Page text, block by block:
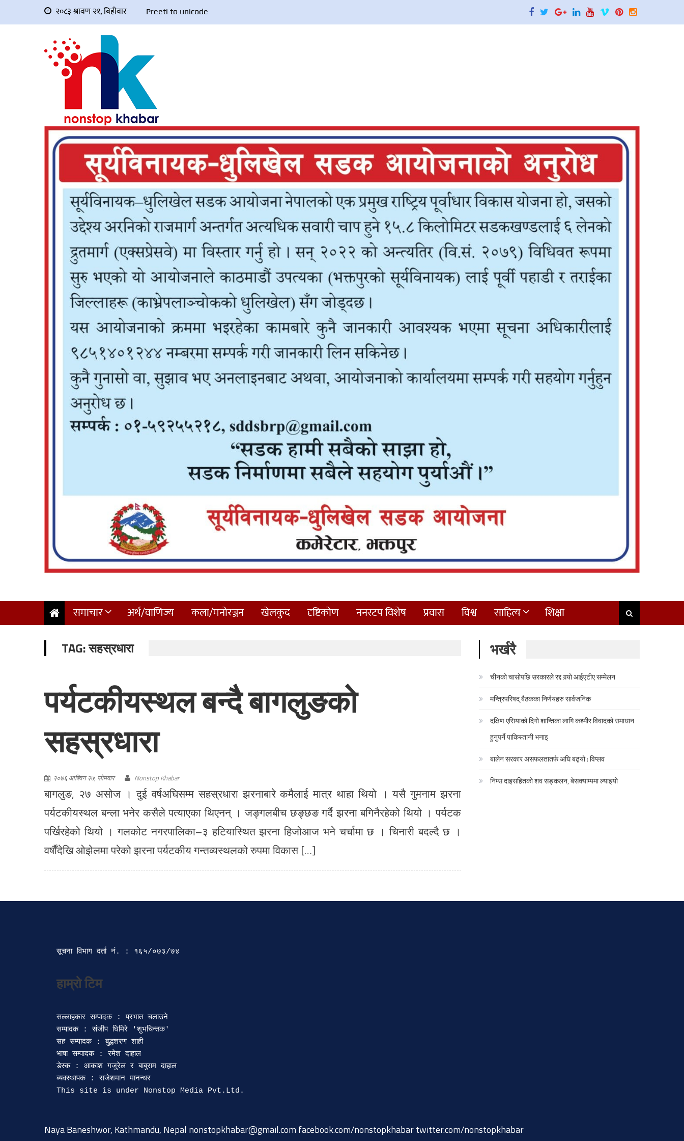
२०८३ श्रावण २१, बिहीवार Preeti to unicode
समाचार अर्थ/वाणिज्य कला/मनोरञ्जन खेलकुद दृष्टिकोण ननस्टप विशेष प्रवास विश्व साहित्य शिक्षा
TAG:सहस्रधारा
पर्यटकीयस्थल बन्दै बागलुङको
सहस्रधारा
२०७६ आश्विन २७, सोमवार Nonstop Khabar
बागलुङ, २७ असोज । दुई वर्षअघिसम्म सहस्रधारा झरनाबारे कमैलाई मात्र थाहा थियो । यसै गुमनाम झरना
पर्यटकीयस्थल बन्ला भनेर कसैले पत्याएका थिएनन् । जङ्गलबीच छङ्छङ गर्दै झरना बगिनैरहेको थियो । पर्यटक
पर्खिरहेको थियो । गलकोट नगरपालिका–३ हटियास्थित झरना हिजोआज भने चर्चामा छ । चिनारी बदल्दै छ ।
वर्षौंदेखि ओझेलमा परेको झरना पर्यटकीय गन्तव्यस्थलको रुपमा विकास […]
भर्खरै
चीनको चासोपछि सरकारले रद्द गर्‍यो आईएटीए सम्मेलन
मन्त्रिपरिषद् बैठकका निर्णयहरु सार्वजनिक
दक्षिण एसियाको दिगो शान्तिका लागि कश्मीर विवादको समाधान
हुनुपर्ने पाकिस्तानी भनाइ
बालेन सरकार असफलतातर्फ अघि बढ्यो : विप्लव
निम्स दाइसहितको शव सङ्कलन, बेसक्याम्पमा ल्याइयो
सूचना विभाग दर्ता‍ नं. : १६५/०७३/७४
हाम्रो टिम
सल्लाहकार सम्पादक : प्रभात चलाउने
सम्पादक : संजीप घिमिरे 'शुभचिन्तक'
सह सम्पादक : बुद्धशरण शाही
भाषा सम्पादक : रमेश दाहाल
डेस्क : आकाश गजुरेल र बाबुराम दाहाल
ब्यवस्थापक : राजेशमान मानन्धर
Naya Baneshwor, Kathmandu, Nepal nonstopkhabar@gmail.com facebook.com/nonstopkhabar twitter.com/nonstopkhabar